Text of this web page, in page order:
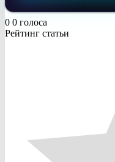
0 0 голоса
Рейтинг статьи